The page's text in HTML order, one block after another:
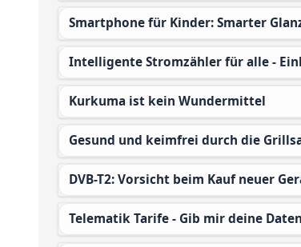
Smartphone für Kinder: Smarter
Intelligente Stromzähler für alle -
Kurkuma ist kein Wundermittel
Gesund und keimfrei durch die
DVB-T2: Vorsicht beim Kauf neuer
Telematik Tarife - Gib mir deine